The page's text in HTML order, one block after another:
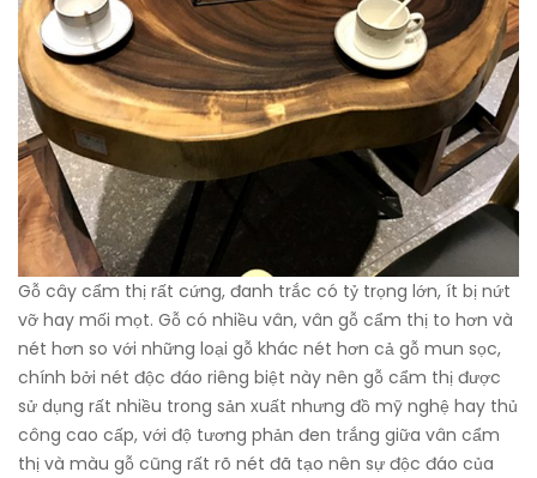
Gỗ cây cẩm thị rất cứng, đanh trắc có tỷ trọng lớn, ít bị nứt
vỡ hay mối mọt. Gỗ có nhiều vân, vân gỗ cẩm thị to hơn và
nét hơn so với những loại gỗ khác nét hơn cả gỗ mun sọc,
chính bởi nét độc đáo riêng biệt này nên gỗ cẩm thị được
sử dụng rất nhiều trong sản xuất nhưng đồ mỹ nghệ hay thủ
công cao cấp, với độ tương phản đen trắng giữa vân cẩm
thị và màu gỗ cũng rất rõ nét đã tạo nên sự độc đáo của